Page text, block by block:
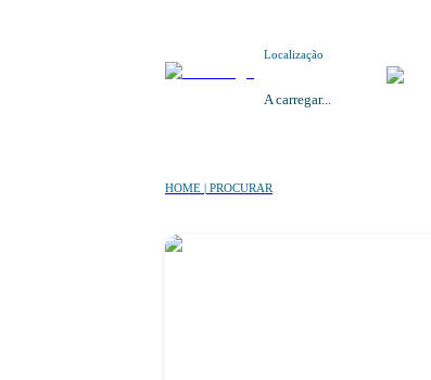
Localização
A carregar...
HOME | PROCURAR